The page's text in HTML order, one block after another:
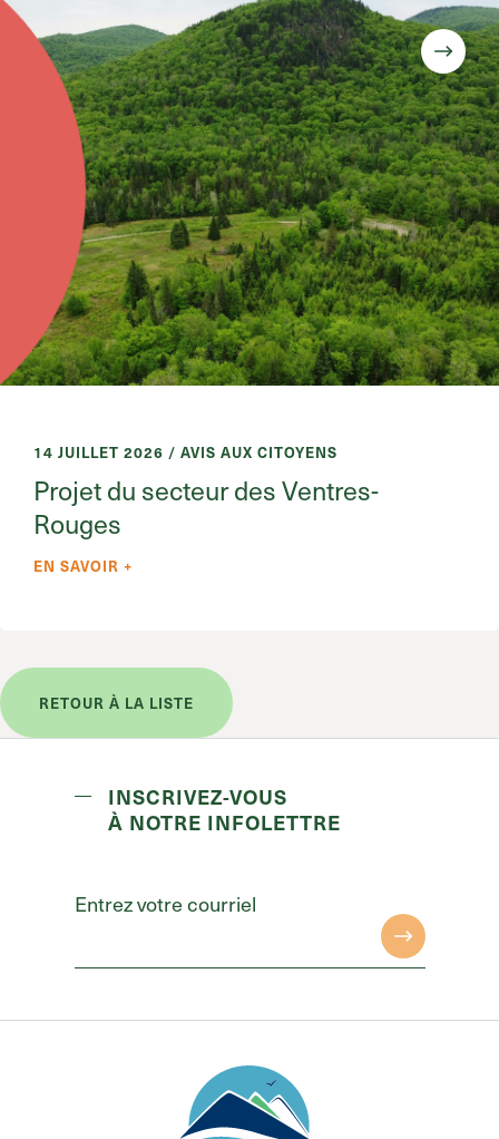
14 JUILLET 2026 / AVIS AUX CITOYENS
Projet du secteur des Ventres-
Rouges
EN SAVOIR +
RETOUR À LA LISTE
INSCRIVEZ-VOUS
À NOTRE INFOLETTRE
Entrez votre courriel